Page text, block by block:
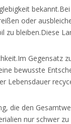
oder
bleiben.Diese
bewusste
Lebensdauer
die den
nur schwer